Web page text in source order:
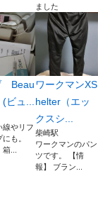
ました
Beau
ビュ...
線やリフ
にも。
...
ワークマンXS
helter（エッ
クスシ...
柴崎駅
ワークマンのパン
ツです。 【情
報】 ブラン...